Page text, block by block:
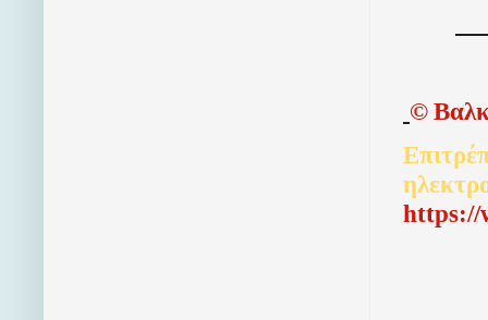
©
https://